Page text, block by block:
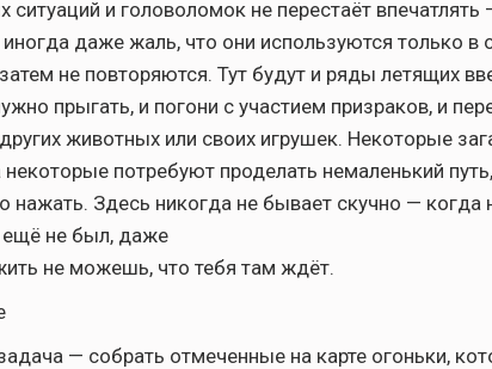
ситуаций и головоломок не перестаёт
иногда даже жаль, что они используются только в
не повторяются. Тут будут и ряды летящих
прыгать, и погони с участием призраков, и
животных или своих игрушек. Некоторые
некоторые потребуют проделать немаленький
нажать. Здесь никогда не бывает скучно — когда
ещё не был, даже
не можешь, что тебя там ждёт.
— собрать отмеченные на карте огоньки,